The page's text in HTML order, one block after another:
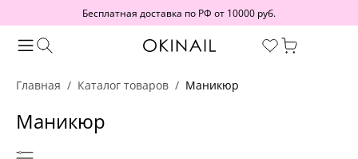
Бесплатная доставка по РФ от 10000 руб.
Главная Каталог товаров Маникюр
Маникюр